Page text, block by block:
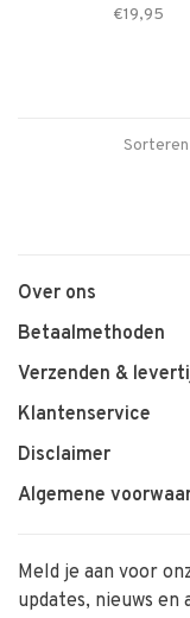
€19,95
Over ons
Betaalmethoden
Verzenden &
Klantenservice
Disclaimer
Algemene
Meld je aan voor
updates, nieuws en